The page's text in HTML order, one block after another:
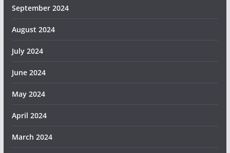
September 2024
August 2024
July 2024
June 2024
May 2024
April 2024
March 2024